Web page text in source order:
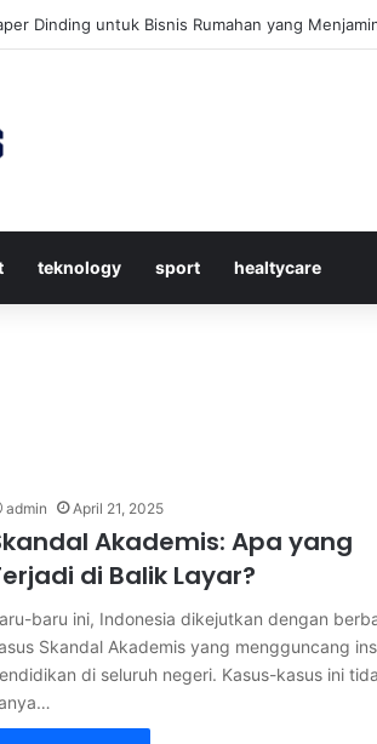
Dividen Saham untuk Mendapatkan Pasif
teknology sport healtycare
admin April 21, 2025
Akademis: Apa yang
di Balik Layar?
baru ini, Indonesia dikejutkan dengan
Skandal Akademis yang mengguncang
di seluruh negeri. Kasus-kasus ini